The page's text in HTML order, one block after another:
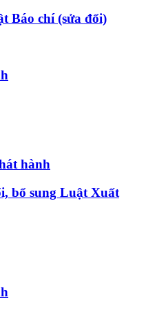
Báo chí (sửa đổi)
hành
bổ sung Luật Xuất